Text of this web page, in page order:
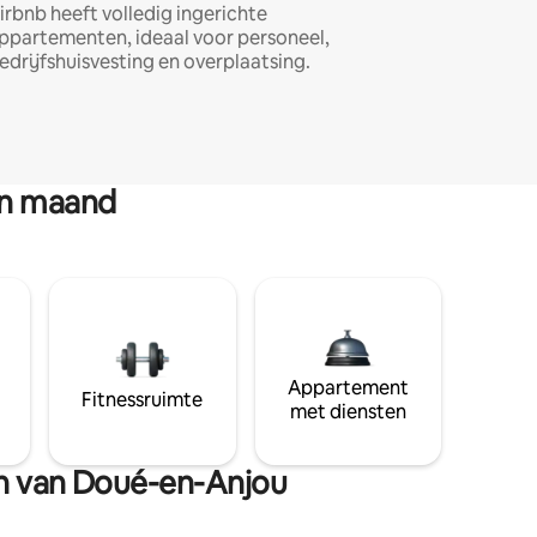
heeft volledig ingerichte
ideaal voor personeel,
en overplaatsing.
maand
Fitnessruimte
Appartement
met diensten
van Doué-en-Anjou